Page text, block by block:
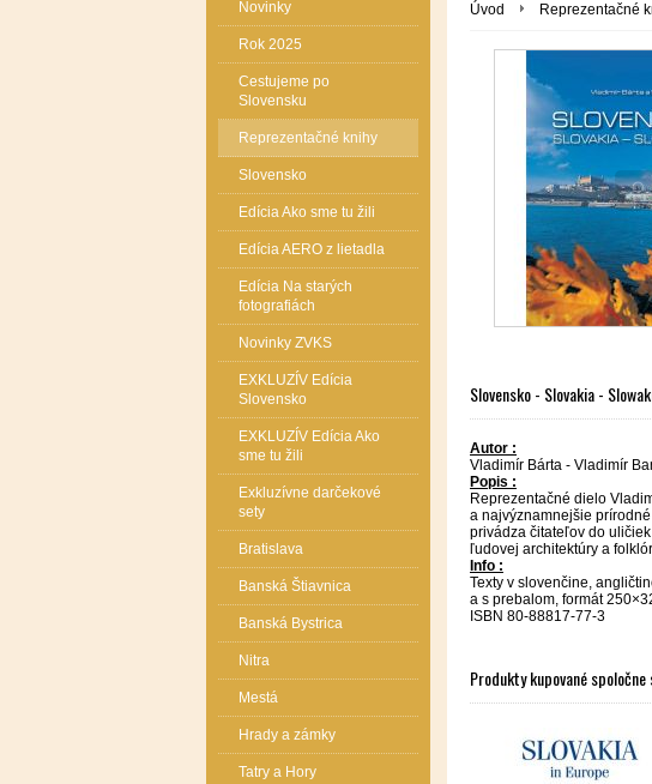
Novinky
Rok 2025
Cestujeme po
Slovensku
Reprezentačné knihy
Slovensko
Edícia Ako sme tu žili
Edícia AERO z lietadla
Edícia Na starých
fotografiách
Novinky ZVKS
EXKLUZÍV Edícia
Slovensko
EXKLUZÍV Edícia Ako
sme tu žili
Exkluzívne darčekové
sety
Bratislava
Banská Štiavnica
Banská Bystrica
Nitra
Mestá
Hrady a zámky
Tatry a Hory
Úvod Reprezentačné
Slovensko - Slovakia -
Autor :
Vladimír Bárta - Vladimír
Popis :
Reprezentačné dielo
a najvýznamnejšie
privádza čitateľov do
ľudovej architektúry a
Info :
Texty v slovenčine,
a s prebalom, formát
ISBN 80-88817-77-3
Produkty kupované